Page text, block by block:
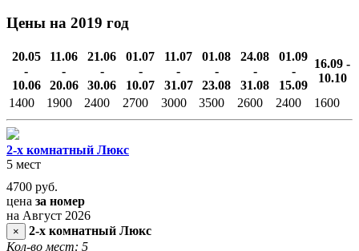
Цены на 2019 год
20.05
-
10.06
11.06
-
20.06
21.06
-
30.06
01.07
-
10.07
11.07
-
31.07
01.08
-
23.08
24.08
-
31.08
01.09
-
15.09
16.09 -
10.10
1400
1900 2400 2700 3000 3500 2600 2400 1600
2-х комнатный Люкс
5 мест
4700 руб.
цена за номер
на Август 2026
×
2-х комнатный Люкс
Кол-во мест: 5